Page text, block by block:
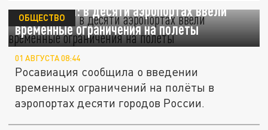
Росавиация: в десяти аэропортах ввели
временные ограничения на полеты
ОБЩЕСТВО
01 АВГУСТА 08:44
Росавиация сообщила о введении
временных ограничений на полёты в
аэропортах десяти городов России.